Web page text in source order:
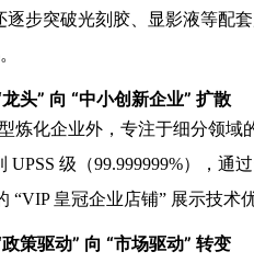
逐步突破光刻胶、显影液等配
龙头” 向 “中小创新企业” 扩散
炼化企业外，专注于细分领
UPSS 级（99.999999%），
“VIP 皇冠企业店铺” 展示技术
政策驱动” 向 “市场驱动” 转变